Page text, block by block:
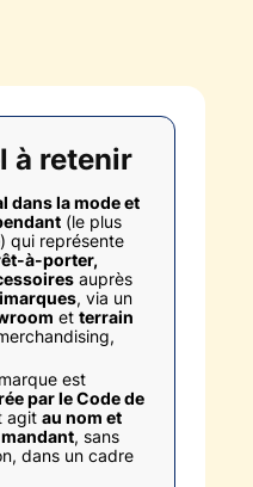
à retenir
dans la mode et
(le plus
) qui représente
à-porter,
auprès
, via un
et terrain
est
par le Code de
agit au nom et
, sans
dans un cadre